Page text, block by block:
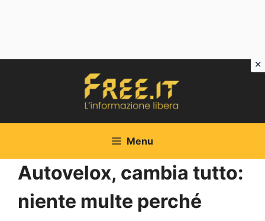
Menu
Autovelox, cambia tutto:
niente multe perché